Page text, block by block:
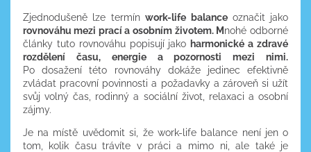
Zjednodušeně lze termín work-life balance označit jako
rovnováhu mezi prací a osobním životem. Mnohé odborné
články tuto rovnováhu popisují jako harmonické a zdravé
rozdělení času, energie a pozornosti mezi nimi.
Po dosažení této rovnováhy dokáže jedinec efektivně
zvládat pracovní povinnosti a požadavky a zároveň si užít
svůj volný čas, rodinný a sociální život, relaxaci a osobní
zájmy.
Je na místě uvědomit si, že work-life balance není jen o
tom, kolik času trávíte v práci a mimo ni, ale také je